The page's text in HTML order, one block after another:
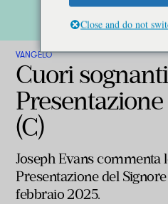
VANGELO
Cuori
(C)
Joseph Evans commenta
Presentazione del
febbraio 2025.
Close and do not